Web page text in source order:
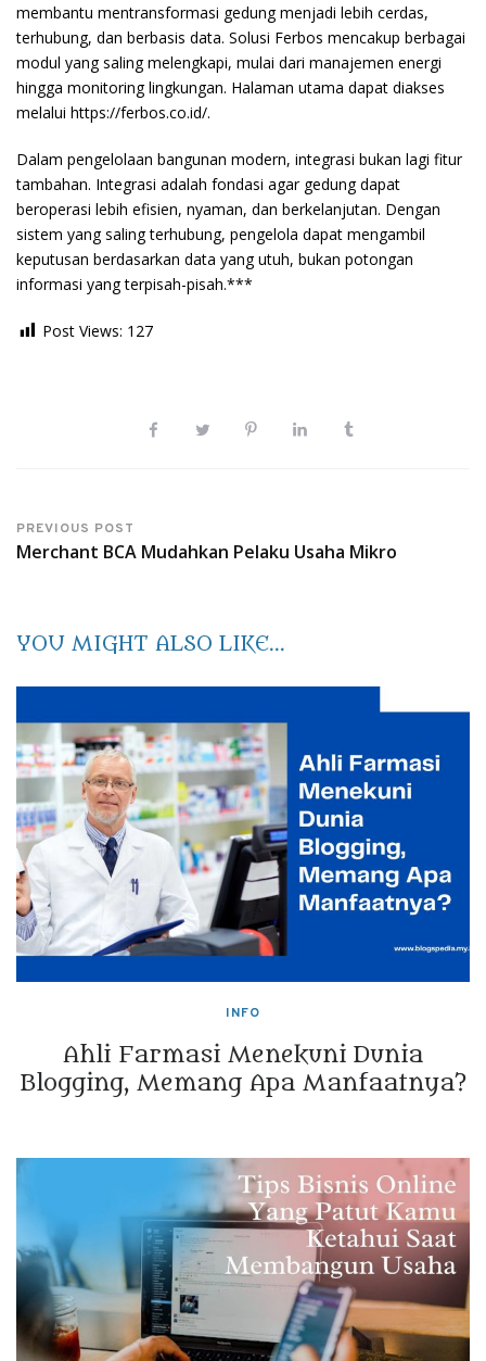
membantu mentransformasi gedung menjadi lebih cerdas,
terhubung, dan berbasis data. Solusi Ferbos mencakup berbagai
modul yang saling melengkapi, mulai dari manajemen energi
hingga monitoring lingkungan. Halaman utama dapat diakses
melalui https://ferbos.co.id/.
Dalam pengelolaan bangunan modern, integrasi bukan lagi fitur
tambahan. Integrasi adalah fondasi agar gedung dapat
beroperasi lebih efisien, nyaman, dan berkelanjutan. Dengan
sistem yang saling terhubung, pengelola dapat mengambil
keputusan berdasarkan data yang utuh, bukan potongan
informasi yang terpisah-pisah.***
Post Views: 127
PREVIOUS POST
Merchant BCA Mudahkan Pelaku Usaha Mikro
YOU MIGHT ALSO LIKE...
INFO
Ahli Farmasi Menekuni Dunia
Blogging, Memang Apa Manfaatnya?